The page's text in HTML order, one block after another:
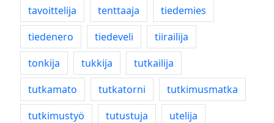
tavoittelija
tenttaaja
tiedemies
tiedenero
tiedeveli
tiirailija
tonkija
tukkija
tutkailija
tutkamato
tutkatorni
tutkimusmatka
tutkimustyö
tutustuja
utelija